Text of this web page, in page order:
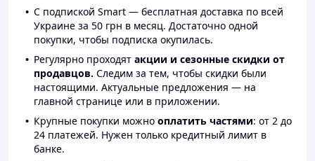
С подпиской Smart — бесплатная доставка по всей
Украине за 50 грн в месяц. Достаточно одной
покупки, чтобы подписка окупилась.
Регулярно проходят акции и сезонные скидки от
продавцов. Следим за тем, чтобы скидки были
настоящими. Актуальные предложения — на
главной странице или в приложении.
Крупные покупки можно оплатить частями: от 2 до
24 платежей. Нужен только кредитный лимит в
банке.